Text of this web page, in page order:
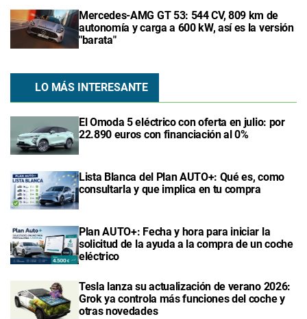
Mercedes-AMG GT 53: 544 CV, 809 km de
autonomía y carga a 600 kW, así es la versión
"barata"
LO MÁS INTERESANTE
El Omoda 5 eléctrico con oferta en julio: por
22.890 euros con financiación al 0%
Lista Blanca del Plan AUTO+: Qué es, como
consultarla y que implica en tu compra
Plan AUTO+: Fecha y hora para iniciar la
solicitud de la ayuda a la compra de un coche
eléctrico
Tesla lanza su actualización de verano 2026:
Grok ya controla más funciones del coche y
otras novedades